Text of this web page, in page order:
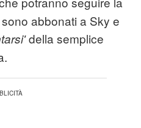
abbonati a Sky e
della semplice